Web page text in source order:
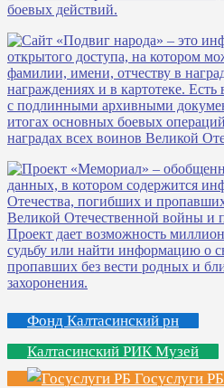
Фонд Калтасинский рн
Калтасинский РИК Музей
Госуслуги РБ